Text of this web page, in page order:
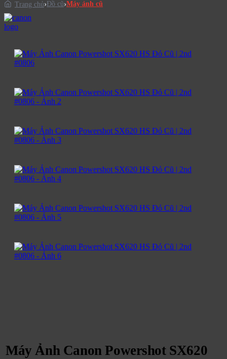
Trang chủ Đồ cũ Máy ảnh cũ
Máy Ảnh Canon Powershot SX620